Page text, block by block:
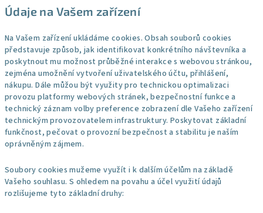
Údaje na Vašem zařízení
Na Vašem zařízení ukládáme cookies. Obsah souborů cookies
představuje způsob, jak identifikovat konkrétního návštevníka a
poskytnout mu možnost průběžné interakce s webovou stránkou,
zejména umožnění vytvoření uživatelského účtu, přihlášení,
nákupu. Dále můžou být využity pro technickou optimalizaci
provozu platformy webových stránek, bezpečnostní funkce a
technický záznam volby preference zobrazení dle Vašeho zařízení
technickým provozovatelem infrastruktury. Poskytovat základní
funkčnost, pečovat o provozní bezpečnost a stabilitu je naším
oprávněným zájmem.
Soubory cookies mužeme využít i k dalším účelům na základě
Vašeho souhlasu. S ohledem na povahu a účel využití údajů
rozlišujeme tyto základní druhy: